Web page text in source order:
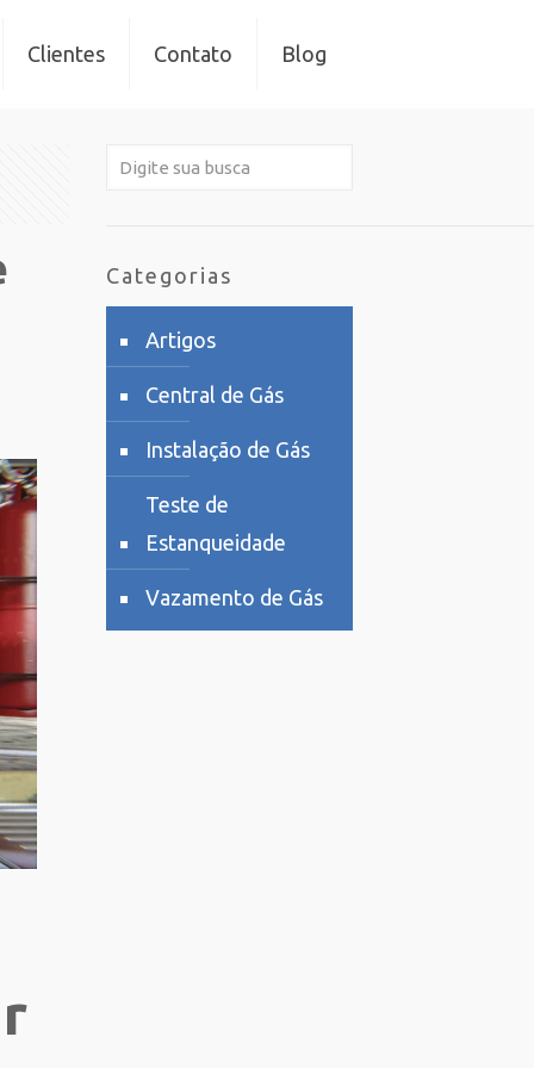
Clientes Contato Blog
Categorias
Artigos
Central de Gás
Instalação de Gás
Teste de
Estanqueidade
Vazamento de Gás